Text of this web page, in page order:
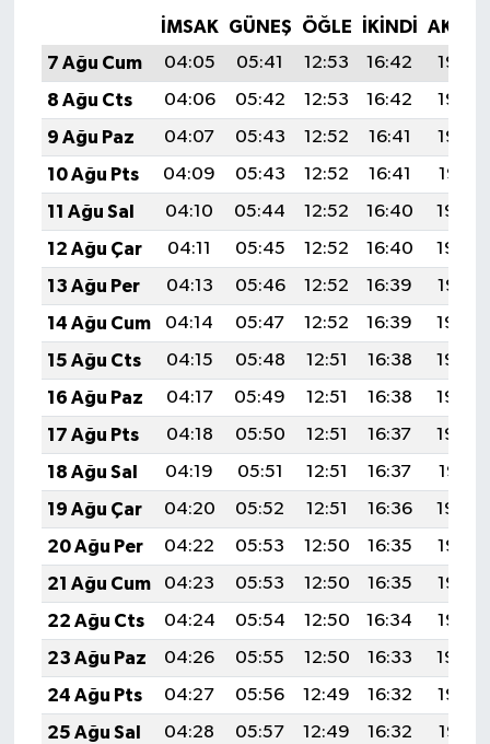
İMSAK GÜNEŞ ÖĞLE İKINDI
7 Ağu Cum
04:05 05:41 12:53 16:42
19:55
8 Ağu Cts
04:06 05:42 12:53 16:42
19:53
9 Ağu Paz
04:07 05:43 12:52 16:41
19:52
10 Ağu Pts
04:09 05:43 12:52 16:41
19:51
11 Ağu Sal
04:10 05:44 12:52 16:40
19:50
12 Ağu Çar
04:11 05:45 12:52 16:40
19:49
13 Ağu Per
04:13 05:46 12:52 16:39
19:47
14 Ağu Cum
04:14 05:47 12:52 16:39
19:46
15 Ağu Cts
04:15 05:48 12:51 16:38
19:45
16 Ağu Paz
04:17 05:49 12:51 16:38
19:43
17 Ağu Pts
04:18 05:50 12:51 16:37
19:42
18 Ağu Sal
04:19 05:51 12:51 16:37
19:41
19 Ağu Çar
04:20 05:52 12:51 16:36
19:39
20 Ağu Per
04:22 05:53 12:50 16:35
19:38
21 Ağu Cum
04:23 05:53 12:50 16:35
19:37
22 Ağu Cts
04:24 05:54 12:50 16:34
19:35
23 Ağu Paz
04:26 05:55 12:50 16:33
19:34
24 Ağu Pts
04:27 05:56 12:49 16:32
19:32
25 Ağu Sal
04:28 05:57 12:49 16:32 19:31